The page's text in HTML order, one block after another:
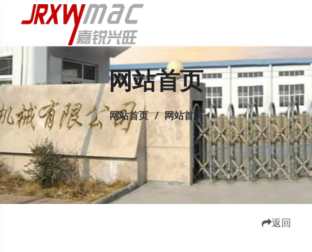
网站首页
网站首页 / 网站首页
返回